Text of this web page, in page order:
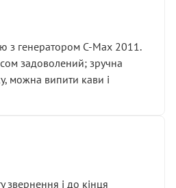
з генератором C-Max 2011.
задоволений; зручна
можна випити кави і
звернення і до кінця